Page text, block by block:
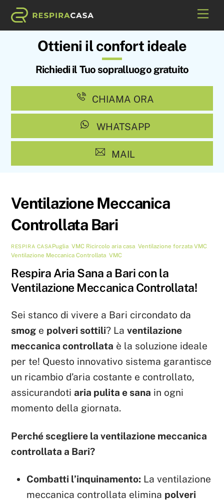
Skip
Ottieni il confort ideale
Richiedi il Tuo sopralluogo gratuito
CHIAMA ORA
WHATSAPP
MAIL
Ventilazione Meccanica
Controllata Bari
RESPIRA CASAPuglia, VMC Ricircolo aria casa, Ventilazione forzata VMC,
Ventilazione Meccanica Controllata ,VMC
Respira Aria Sana a Bari con la
Ventilazione Meccanica Controllata!
Sei stanco di vivere a Bari circondato da
smog e polveri sottili? Laventilazione
meccanica controllata è la soluzione ideale
per te! Questo innovativo sistema garantisce
un ricambio d’aria costante e controllato,
assicurandotiaria pulita e sana in ogni
momento della giornata.
Perché scegliere la ventilazione meccanica
controllata a Bari?
Combatti l’inquinamento: La ventilazione
meccanica controllata elimina polveri